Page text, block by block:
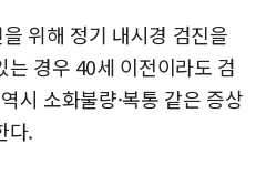
위해 정기 내시경 검진을
경우 40세 이전이라도 검
시 소화불량·복통 같은 증상
다.